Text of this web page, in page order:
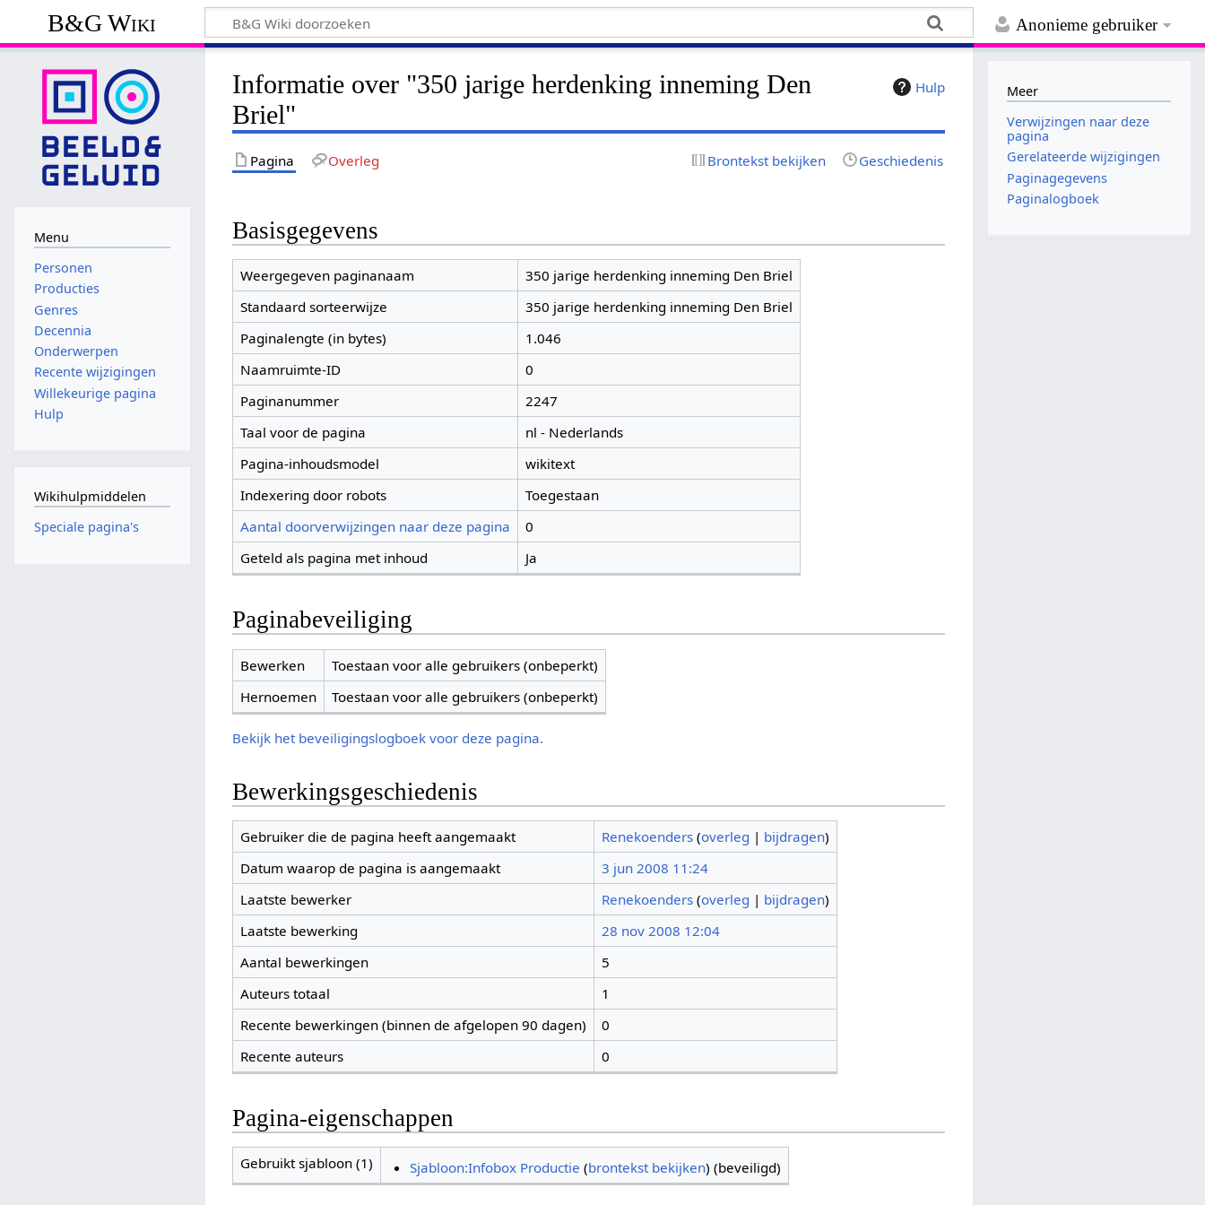
Anonieme gebruiker
B&G Wiki
Hulp
Informatie over "350 jarige herdenking inneming Den
Briel"
Pagina Overleg Brontekst bekijken Geschiedenis
Basisgegevens
Weergegeven paginanaam
350 jarige herdenking inneming Den Briel
Standaard sorteerwijze
350 jarige herdenking inneming Den Briel
Paginalengte (in bytes)
1.046
Naamruimte-ID
0
Paginanummer
2247
Taal voor de pagina
nl - Nederlands
Pagina-inhoudsmodel
wikitext
Indexering door robots
Toegestaan
Aantal doorverwijzingen naar deze pagina
0
Geteld als pagina met inhoud
Ja
Paginabeveiliging
Bewerken
Toestaan voor alle gebruikers (onbeperkt)
Hernoemen
Toestaan voor alle gebruikers (onbeperkt)
Bekijk het beveiligingslogboek voor deze pagina.
Bewerkingsgeschiedenis
Gebruiker die de pagina heeft aangemaakt Renekoenders (overleg | bijdragen)
Datum waarop de pagina is aangemaakt
3 jun 2008 11:24
Laatste bewerker
Renekoenders (overleg | bijdragen)
Laatste bewerking
28 nov 2008 12:04
Aantal bewerkingen
5
Auteurs totaal
1
Recente bewerkingen (binnen de afgelopen 90 dagen)
0
Recente auteurs
0
Pagina-eigenschappen
Gebruikt sjabloon (1) Sjabloon:Infobox Productie (brontekst bekijken) (beveiligd)
Menu
Personen
Producties
Genres
Decennia
Onderwerpen
Recente wijzigingen
Willekeurige pagina
Hulp
Wikihulpmiddelen
Speciale pagina's
Meer
Verwijzingen naar deze
pagina
Gerelateerde wijzigingen
Paginagegevens
Paginalogboek